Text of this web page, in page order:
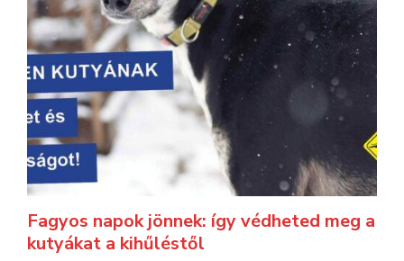
Fagyos napok jönnek: így védheted meg a
kutyákat a kihűléstől